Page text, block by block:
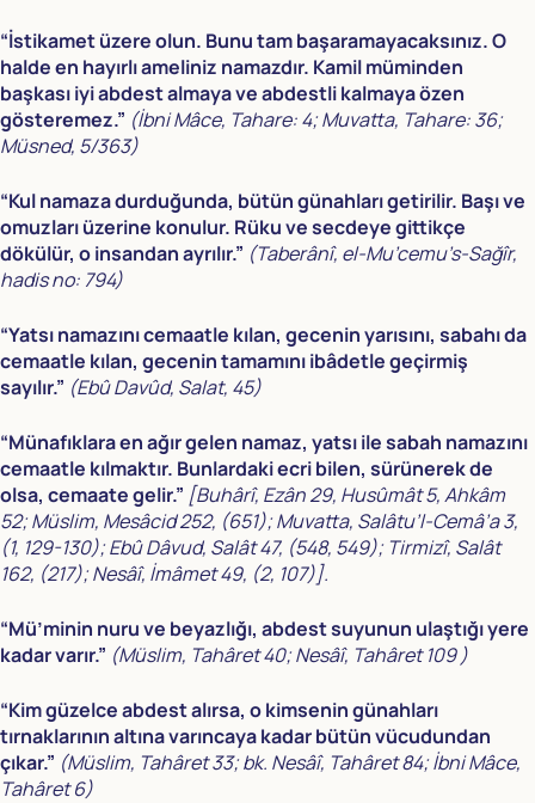
“İstikamet üzere olun. Bunu tam başaramayacaksınız. O
halde en hayırlı ameliniz namazdır. Kamil müminden
başkası iyi abdest almaya ve abdestli kalmaya özen
gösteremez.” (İbni Mâce, Tahare: 4; Muvatta, Tahare: 36;
Müsned, 5/363)
“Kul namaza durduğunda, bütün günahları getirilir. Başı ve
omuzları üzerine konulur. Rüku ve secdeye gittikçe
dökülür, o insandan ayrılır.” (Taberânî, el-Mu’cemu’s-Sağîr,
hadis no: 794)
“Yatsı namazını cemaatle kılan, gecenin yarısını, sabahı da
cemaatle kılan, gecenin tamamını ibâdetle geçirmiş
sayılır.” (Ebû Davûd, Salat, 45)
“Münafıklara en ağır gelen namaz, yatsı ile sabah namazını
cemaatle kılmaktır. Bunlardaki ecri bilen, sürünerek de
olsa, cemaate gelir.” [Buhârî, Ezân 29, Husûmât 5, Ahkâm
52; Müslim, Mesâcid 252, (651); Muvatta, Salâtu’l-Cemâ’a 3,
(1, 129-130); Ebû Dâvud, Salât 47, (548, 549); Tirmizî, Salât
162, (217); Nesâî, İmâmet 49, (2, 107)].
“Mü’minin nuru ve beyazlığı, abdest suyunun ulaştığı yere
kadar varır.” (Müslim, Tahâret 40; Nesâî, Tahâret 109 )
“Kim güzelce abdest alırsa, o kimsenin günahları
tırnaklarının altına varıncaya kadar bütün vücudundan
çıkar.” (Müslim, Tahâret 33; bk. Nesâî, Tahâret 84; İbni Mâce,
Tahâret 6)